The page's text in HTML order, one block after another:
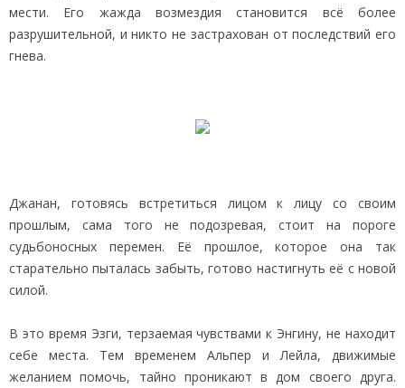
мести. Его жажда возмездия становится всё более
разрушительной, и никто не застрахован от последствий его
гнева.
Джанан, готовясь встретиться лицом к лицу со своим
прошлым, сама того не подозревая, стоит на пороге
судьбоносных перемен. Её прошлое, которое она так
старательно пыталась забыть, готово настигнуть её с новой
силой.
В это время Эзги, терзаемая чувствами к Энгину, не находит
себе места. Тем временем Альпер и Лейла, движимые
желанием помочь, тайно проникают в дом своего друга.